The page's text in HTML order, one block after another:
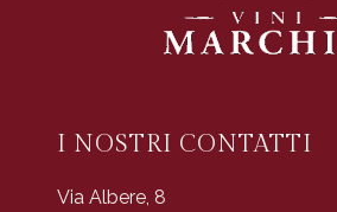
I NOSTRI CONTATTI
Via Albere, 8